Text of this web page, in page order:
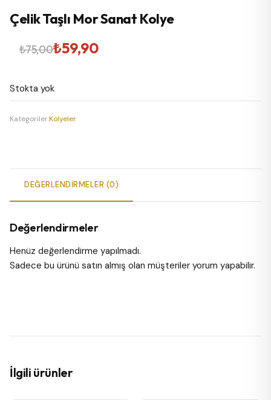
Çelik Taşlı Mor Sanat Kolye
₺75,00
Orijinal
₺75,00.
₺59,90
Şu
fiyat:
₺59,90.
Stokta yok
Kategoriler:Kolyeler
DEĞERLENDIRMELER (0)
Değerlendirmeler
Henüz değerlendirme yapılmadı.
Sadece bu ürünü satın almış olan müşteriler yorum yapabilir.
İlgili ürünler